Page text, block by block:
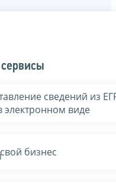
сведений из
электронном виде
бизнес